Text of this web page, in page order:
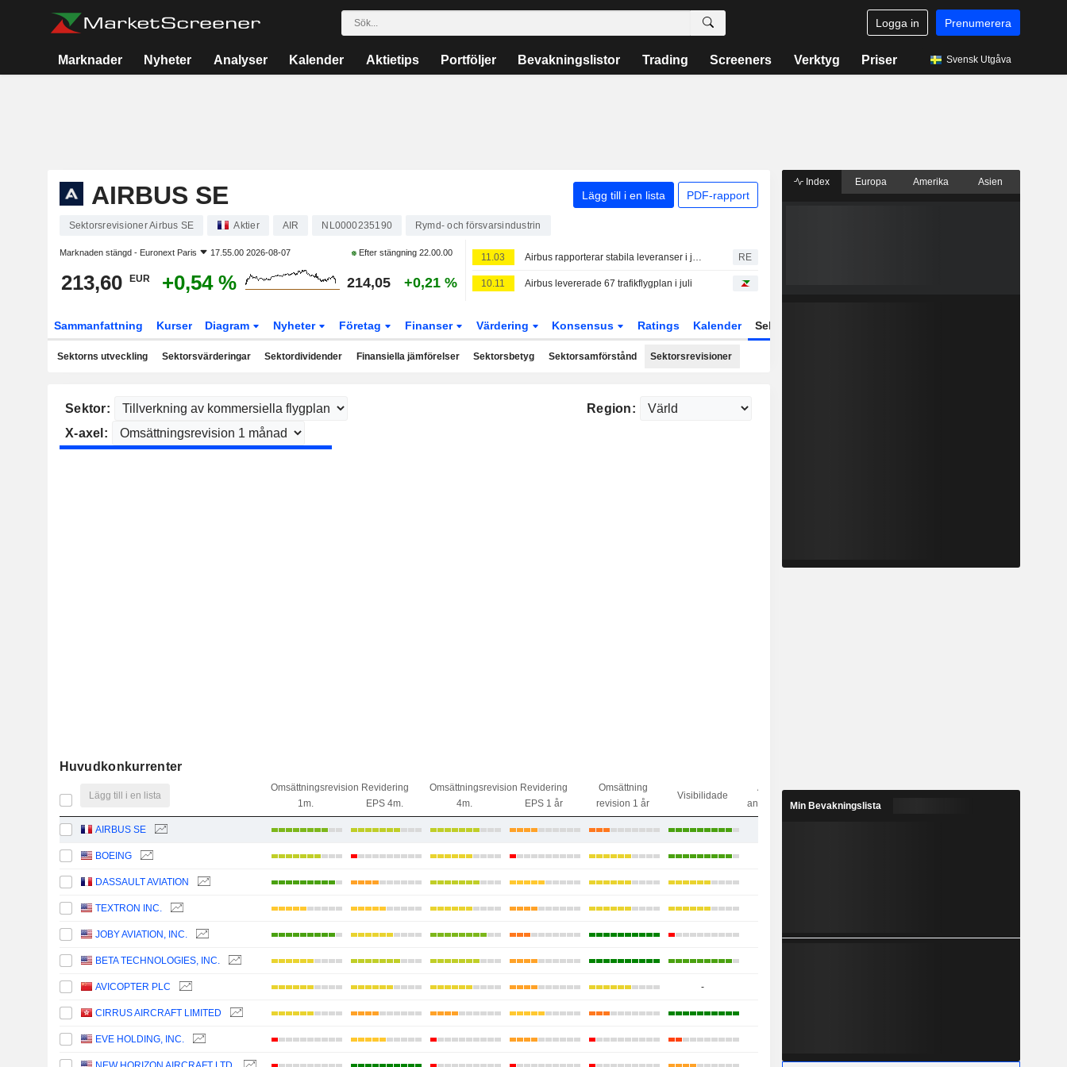
Logga in Prenumerera
Marknader Nyheter Analyser Kalender Aktietips Portföljer Bevakningslistor Trading Screeners Verktyg Priser Svensk Utgåva
AIRBUS SE Lägg till i en lista PDF-rapport
Sektorsrevisioner Airbus SE Aktier AIR NL0000235190 Rymd- och försvarsindustrin
Marknaden stängd - Euronext Paris 17.55.00 2026-08-07 Efter stängning 22.00.00
213,60 EUR +0,54 % 214,05 +0,21 %
11.03 Airbus rapporterar stabila leveranser i juli – bekräftar kinesiska order RE
10.11 Airbus levererade 67 trafikflygplan i juli
Sammanfattning Kurser Diagram Nyheter Företag Finanser Värdering Konsensus Ratings Kalender Sektor
Sektorns utveckling Sektorsvärderingar Sektordividender Finansiella jämförelser Sektorsbetyg Sektorsamförstånd Sektorsrevisioner
Sektor:
Region:
X-axel:
Huvudkonkurrenter
Lägg till i en lista
Omsättningsrevision
1m.
Revidering
EPS 4m.
Omsättningsrevision
4m.
Revidering
EPS 1 år
Omsättning
revision 1 år
Visibilidade
Antal
analytiker
AIRBUS SE
BOEING
DASSAULT AVIATION
TEXTRON INC.
JOBY AVIATION, INC.
BETA TECHNOLOGIES, INC.
AVICOPTER PLC -
CIRRUS AIRCRAFT LIMITED
EVE HOLDING, INC.
Index Europa Amerika Asien
Min Bevakningslista